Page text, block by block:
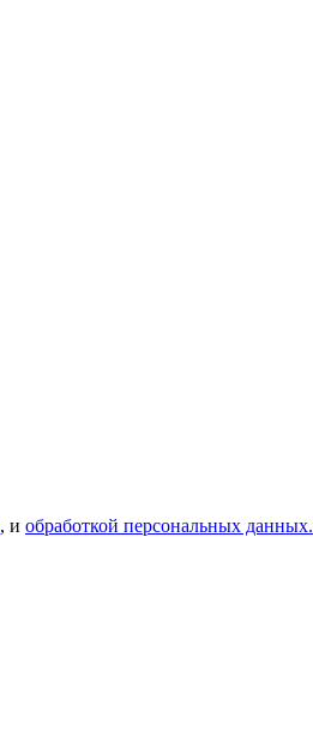
, и обработкой персональных данных.